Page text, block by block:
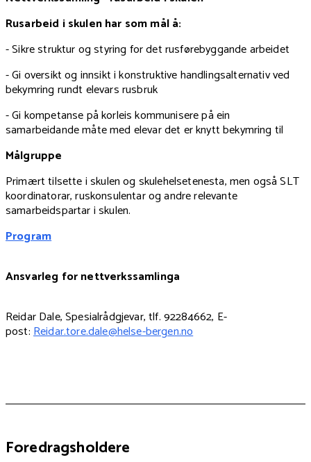
Rusarbeid i skulen har som mål å:
- Sikre struktur og styring for det rusførebyggande arbeidet
- Gi oversikt og innsikt i konstruktive handlingsalternativ ved
bekymring rundt elevars rusbruk
- Gi kompetanse på korleis kommunisere på ein
samarbeidande måte med elevar det er knytt bekymring til
Målgruppe
Primært tilsette i skulen og skulehelsetenesta, men også SLT
koordinatorar, ruskonsulentar og andre relevante
samarbeidspartar i skulen.
Program
Ansvarleg for nettverkssamlinga
Reidar Dale, Spesialrådgjevar, tlf. 92284662, E-
post:Reidar.tore.dale@helse-bergen.no
Foredragsholdere